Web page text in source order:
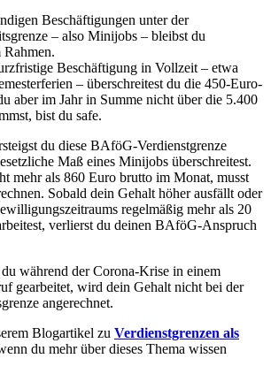
Beschäftigungen unter der
– also Minijobs – bleibst du
Rahmen.
Beschäftigung in Vollzeit – etwa
– überschreitest du die 450-Euro-
aber im Jahr in Summe nicht über die 5.400
bist du safe.
du diese BAföG-Verdienstgrenze
Maß eines Minijobs überschreitest.
mehr als 860 Euro brutto im Monat, musst
Sobald dein Gehalt höher ausfällt oder
regelmäßig mehr als 20
verlierst du deinen BAföG-Anspruch
während der Corona-Krise in einem
gearbeitet, wird dein Gehalt nicht bei der
angerechnet.
Blogartikel zu Verdienstgrenzen als
du mehr über dieses Thema wissen